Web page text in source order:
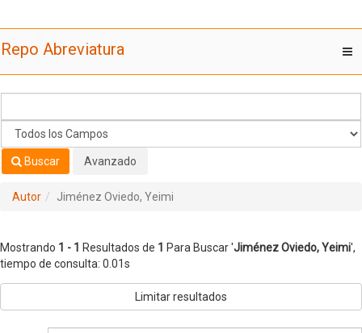
Repo Abreviatura
Buscar Avanzado
Autor Jiménez Oviedo, Yeimi
Mostrando 1 - 1 Resultados de 1 Para Buscar 'Jiménez Oviedo, Yeimi',
tiempo de consulta: 0.01s
Limitar resultados